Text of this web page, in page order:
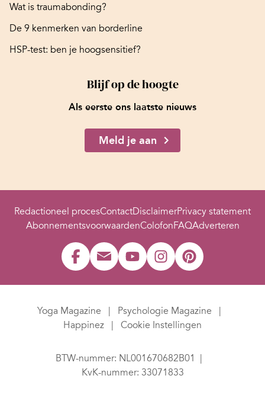
Wat is traumabonding?
De 9 kenmerken van borderline
HSP-test: ben je hoogsensitief?
Blijf op de hoogte
Als eerste ons laatste nieuws
Meld je aan
Redactioneel procesContactDisclaimerPrivacy statement
AbonnementsvoorwaardenColofonFAQAdverteren
Yoga Magazine
Psychologie Magazine
Happinez
Cookie Instellingen
BTW-nummer: NL001670682B01
KvK-nummer: 33071833